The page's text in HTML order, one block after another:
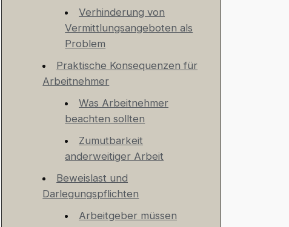
Verhinderung von
Vermittlungsangeboten als
Problem
Praktische Konsequenzen für
Arbeitnehmer
Was Arbeitnehmer
beachten sollten
Zumutbarkeit
anderweitiger Arbeit
Beweislast und
Darlegungspflichten
Arbeitgeber müssen